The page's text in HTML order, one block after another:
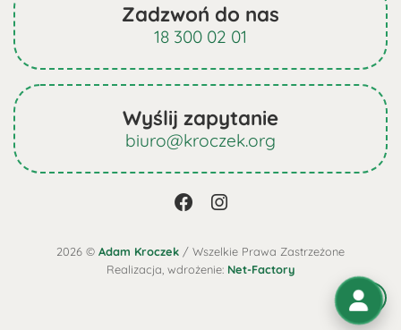
Zadzwoń do nas
18 300 02 01
Wyślij zapytanie
biuro@kroczek.org
2026 © Adam Kroczek / Wszelkie Prawa Zastrzeżone
Realizacja, wdrożenie: Net-Factory